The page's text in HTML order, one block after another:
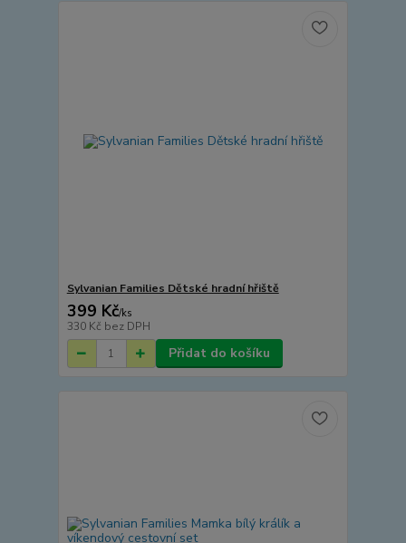
Sylvanian Families Dětské hradní hřiště
399 Kč/ks
330 Kč bez DPH
Přidat do košíku